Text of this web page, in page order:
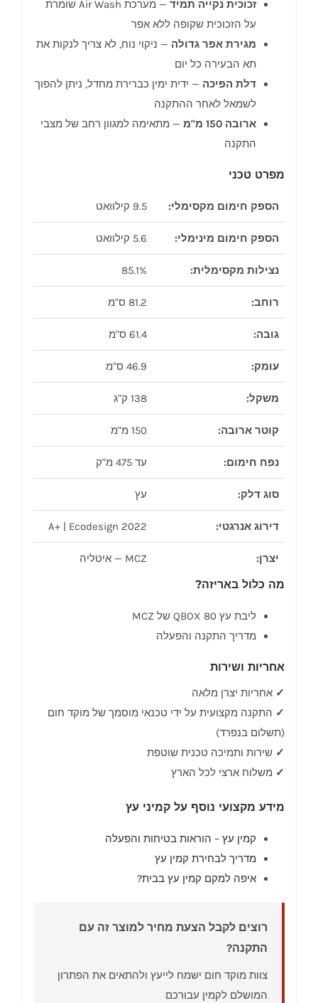
זכוכית נקייה תמיד
— מערכת Air Wash שומרת
על הזכוכית שקופה ללא אפר
מגירת אפר גדולה — ניקוי נוח, לא צריך לנקות את
תא הבעירה כל יום
דלת הפיכה — ידית ימין כברירת מחדל, ניתן להפוך
לשמאל לאחר ההתקנה
ארובה 150 מ"מ
— מתאימה למגוון רחב של מצבי
התקנה
מפרט טכני
הספק חימום מקסימלי: 9.5 קילוואט
הספק חימום מינימלי: 5.6 קילוואט
נצילות מקסימלית: 85.1%
רוחב: 81.2 ס"מ
גובה: 61.4 ס"מ
עומק: 46.9 ס"מ
משקל: 138 ק"ג
קוטר ארובה: 150 מ"מ
נפח חימום: עד 475 מ"ק
סוג דלק: עץ
דירוג אנרגטי: A+ | Ecodesign 2022
יצרן: MCZ — איטליה
מה כלול באריזה?
ליבת עץ QBOX 80 של MCZ
מדריך התקנה והפעלה
אחריות ושירות
✓ אחריות יצרן מלאה
✓ התקנה מקצועית על ידי טכנאי מוסמך של מוקד חום
(תשלום בנפרד)
✓ שירות ותמיכה טכנית שוטפת
✓ משלוח ארצי לכל הארץ
מידע מקצועי נוסף על קמיני עץ
קמין עץ – הוראות בטיחות והפעלה
מדריך לבחירת קמין עץ
איפה למקם קמין עץ בבית?
רוצים לקבל הצעת מחיר למוצר זה עם
התקנה?
צוות מוקד חום ישמח לייעץ ולהתאים את הפתרון
המושלם לקמין עבורכם